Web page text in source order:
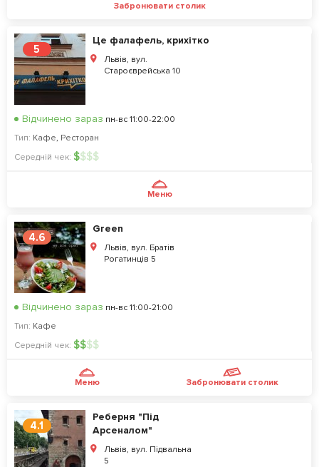
Забронювати столик
5
Це фалафель, крихітко
Львів, вул.
Староєврейська 10
Відчинено зараз пн-вс 11:00-22:00
Тип: Кафе, Ресторан
Середній чек: $$$$
Меню
4.6
Green
Львів, вул. Братів
Рогатинців 5
Відчинено зараз пн-вс 11:00-21:00
Тип: Кафе
Середній чек: $$$$
Меню Забронювати столик
4.1
Реберня "Під
Арсеналом"
Львів, вул. Підвальна
5